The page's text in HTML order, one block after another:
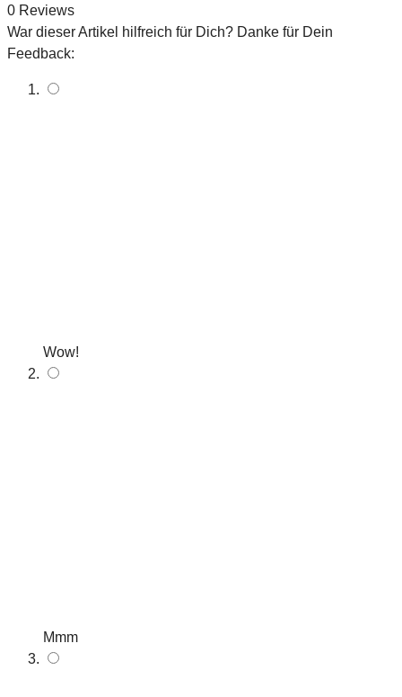
0 Reviews
War dieser Artikel hilfreich für Dich? Danke für Dein
Feedback:
Wow!
Mmm